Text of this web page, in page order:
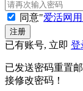
同意"爱活网
已有账号, 立即 登
已发送密码重置
接修改密码！